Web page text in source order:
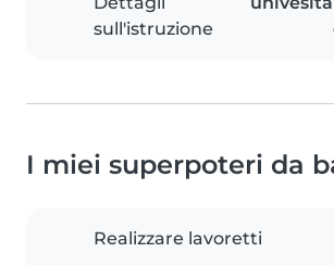
sull'istruzione
I miei superpoteri da
Realizzare lavoretti